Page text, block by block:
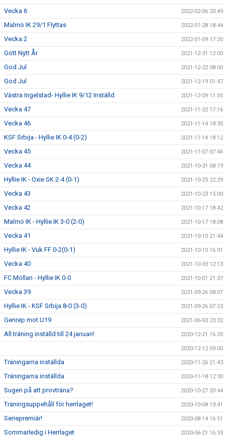
Vecka 6 2022-02-06 20:49
Malmö IK 29/1 Flyttas 2022-01-28 18:44
Vecka 2 2022-01-09 17:20
Gott Nytt År 2021-12-31 12:00
God Jul 2021-12-22 08:00
God Jul 2021-12-19 01:47
Västra Ingelstad- Hyllie IK 9/12 Inställd 2021-12-09 11:05
Vecka 47 2021-11-22 17:16
Vecka 46 2021-11-14 18:30
KSF Srbija - Hyllie IK 0-4 (0-2) 2021-11-14 18:12
Vecka 45 2021-11-07 07:46
Vecka 44 2021-10-31 08:19
Hyllie IK - Oxie SK 2-4 (0-1) 2021-10-25 22:29
Vecka 43 2021-10-23 15:00
Vecka 42 2021-10-17 18:42
Malmö IK - Hyllie IK 3-0 (2-0) 2021-10-17 18:08
Vecka 41 2021-10-10 21:44
Hyllie IK - Vuk FF 0-2(0-1) 2021-10-10 16:01
Vecka 40 2021-10-03 12:13
FC Möllan - Hyllie IK 0-0 2021-10-01 21:37
Vecka 39 2021-09-26 08:07
Hyllie IK - KSF Srbija 8-0 (3-0) 2021-09-26 07:53
Genrep mot U19 2021-06-03 23:32
All träning inställd till 24 januari! 2020-12-21 16:20
2020-12-12 09:00
Träningarna inställda 2020-11-26 21:43
Träningarna inställda 2020-11-18 12:30
Sugen på att provträna? 2020-10-27 20:44
Träningsuppehåll för herrlaget! 2020-10-08 19:41
Seriepremiär! 2020-08-14 16:51
Sommarledig i Herrlaget 2020-06-21 16:33